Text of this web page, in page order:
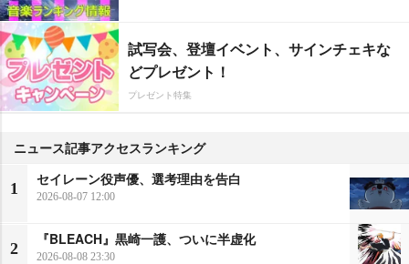
試写会、登壇イベント、サインチェキな
どプレゼント！
プレゼント特集
ニュース記事アクセスランキング
1
セイレーン役声優、選考理由を告白
2026-08-07 12:00
2
『BLEACH』黒崎一護、ついに半虚化
2026-08-08 23:30